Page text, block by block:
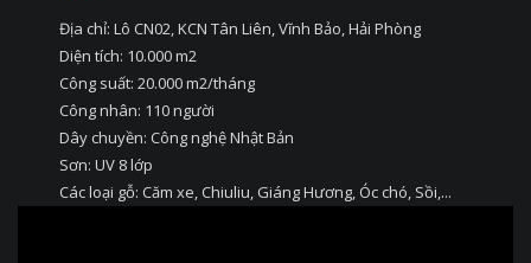
Địa chỉ: Lô CN02, KCN Tân Liên, Vĩnh Bảo, Hải Phòng
Diện tích: 10.000 m2
Công suất: 20.000 m2/tháng
Công nhân: 110 người
Dây chuyền: Công nghệ Nhật Bản
Sơn: UV 8 lớp
Các loại gỗ: Căm xe, Chiuliu, Giáng Hương, Óc chó, Sồi,...